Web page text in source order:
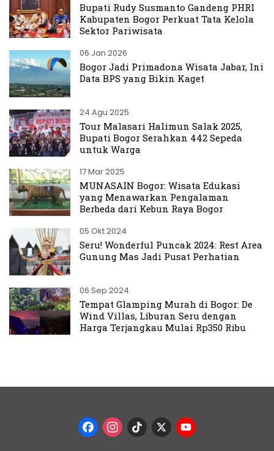
Bupati Rudy Susmanto Gandeng PHRI
Kabupaten Bogor Perkuat Tata Kelola
Sektor Pariwisata
06 Jan 2026
Bogor Jadi Primadona Wisata Jabar, Ini
Data BPS yang Bikin Kaget
24 Agu 2025
Tour Malasari Halimun Salak 2025,
Bupati Bogor Serahkan 442 Sepeda
untuk Warga
17 Mar 2025
MUNASAIN Bogor: Wisata Edukasi
yang Menawarkan Pengalaman
Berbeda dari Kebun Raya Bogor
05 Okt 2024
Seru! Wonderful Puncak 2024: Rest Area
Gunung Mas Jadi Pusat Perhatian
06 Sep 2024
Tempat Glamping Murah di Bogor: De
Wind Villas, Liburan Seru dengan
Harga Terjangkau Mulai Rp350 Ribu
Facebook
Instagram
TikTok
X